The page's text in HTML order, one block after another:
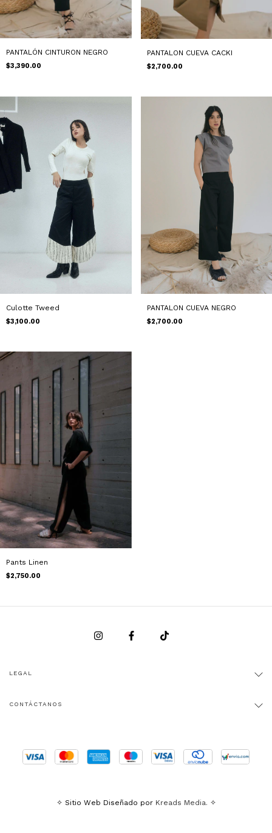
PANTALÓN CINTURON NEGRO
$3,390.00
PANTALON CUEVA CACKI
$2,700.00
Culotte Tweed
$3,100.00
PANTALON CUEVA NEGRO
$2,700.00
Pants Linen
$2,750.00
LEGAL
CONTÁCTANOS
✧ Sitio Web Diseñado por Kreads Media. ✧